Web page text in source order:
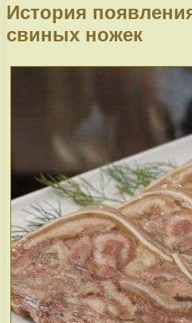
История
свиных ножек